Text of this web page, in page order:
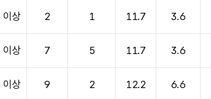
이상 2 1 11.7 3.6
이상 7 5 11.7 3.6
이상 9 2 12.2 6.6